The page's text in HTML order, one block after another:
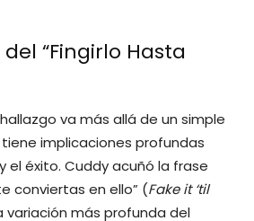
“Fingirlo Hasta
va más allá de un simple
tiene implicaciones profundas
el éxito. Cuddy acuñó la frase
conviertas en ello” (Fake it ‘til
variación más profunda del